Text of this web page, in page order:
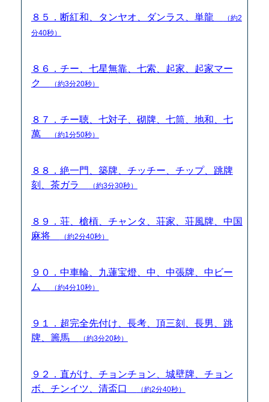
８５．断紅和、タンヤオ、ダンラス、単龍
（約2
分40秒）
８６．チー、七星無靠、七索、起家、起家マー
ク
（約3分20秒）
８７．チー聴、七対子、砌牌、七筒、地和、七
萬
（約1分50秒）
８８．絶一門、築牌、チッチー、チップ、跳牌
刻、茶ガラ
（約3分30秒）
８９．荘、槍槓、チャンタ、荘家、荘風牌、中国
麻将
（約2分40秒）
９０．中車輪、九蓮宝燈、中、中張牌、中ビー
ム
（約4分10秒）
９１．超完全先付け、長考、頂三刻、長男、跳
牌、籌馬
（約3分20秒）
９２．直がけ、チョンチョン、城壁牌、チョン
ボ、チンイツ、清盃口
（約2分40秒）